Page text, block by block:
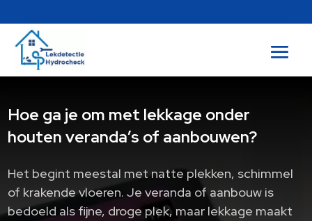
Hoe ga je om met lekkage onder
houten veranda’s of aanbouwen?
Het begint meestal met natte plekken, schimmel
of krakende vloeren. Je veranda of aanbouw is
bedoeld als fijne, droge plek, maar lekkage maakt